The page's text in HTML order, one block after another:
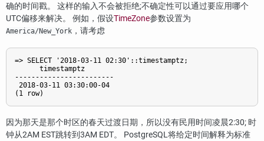
确的时间戳。 这样的输入不会被拒绝;不确定性可以通过要应用哪个
UTC偏移来解决。 例如，假设TimeZone参数设置为
America/New_York ，请考虑
=> SELECT '2018-03-11 02:30'::timestamptz;
      timestamptz
------------------------
2018-03-11 03:30:00-04
因为那天是那个时区的春天过渡日期，所以没有民用时间凌晨2:30; 时
钟从2AM EST跳转到3AM EDT。 PostgreSQL将给定时间解释为标准